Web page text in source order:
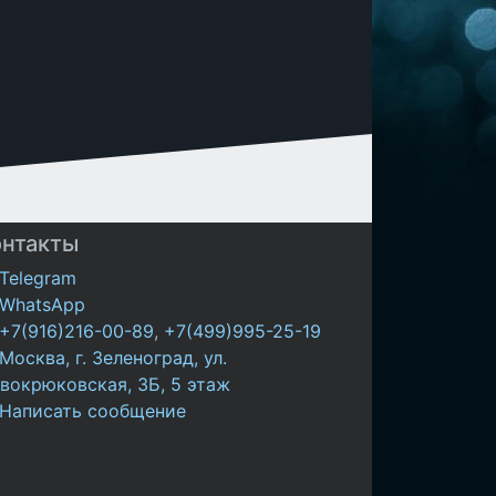
00-89, +7(499)995-25-19
г. Зеленоград, ул.
3Б, 5 этаж
сообщение